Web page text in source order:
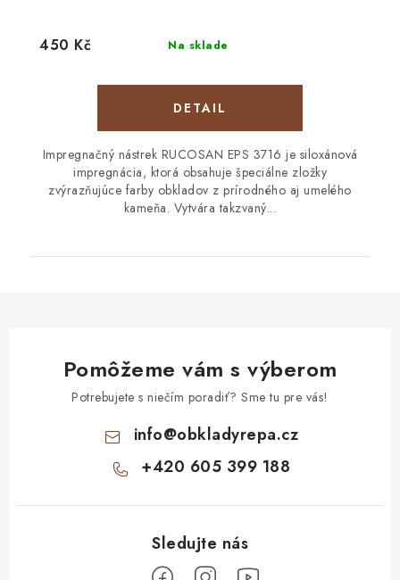
Na sklade
450 Kč
DETAIL
Impregnačný nástrek RUCOSAN EPS 3716 je siloxánová
impregnácia, ktorá obsahuje špeciálne zložky
zvýrazňujúce farby obkladov z prírodného aj umelého
kameňa. Vytvára takzvaný...
Pomôžeme vám s výberom
Potrebujete s niečím poradiť? Sme tu pre vás!
info@obkladyrepa.cz
+420 605 399 188